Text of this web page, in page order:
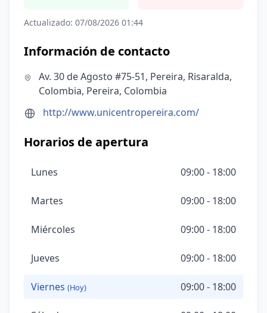
Actualizado: 07/08/2026 01:44
Información de contacto
Av. 30 de Agosto #75-51, Pereira, Risaralda,
Colombia, Pereira, Colombia
http://www.unicentropereira.com/
Horarios de apertura
Lunes 09:00 - 18:00
Martes 09:00 - 18:00
Miércoles 09:00 - 18:00
Jueves 09:00 - 18:00
Viernes (Hoy) 09:00 - 18:00